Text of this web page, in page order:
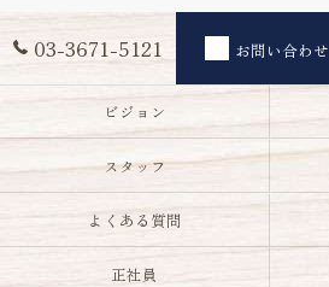
03-3671-5121 お問い合わせ
ビジョン
スタッフ
よくある質問
正社員